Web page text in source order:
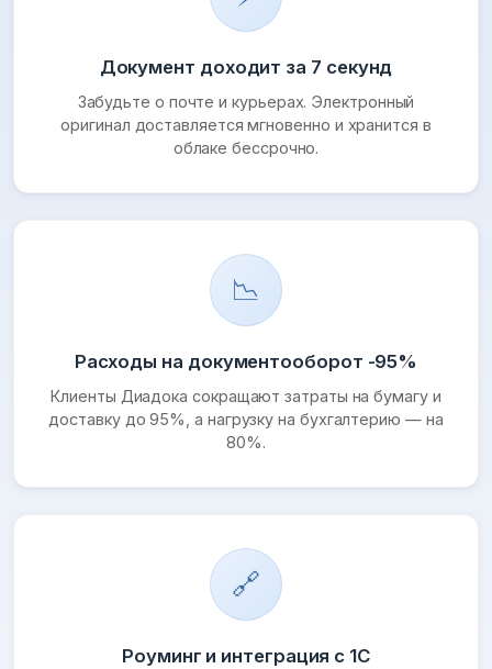
Документ доходит за 7 секунд
Забудьте о почте и курьерах. Электронный
оригинал доставляется мгновенно и хранится в
облаке бессрочно.
📉
Расходы на документооборот -95%
Клиенты Диадока сокращают затраты на бумагу и
доставку до 95%, а нагрузку на бухгалтерию — на
80%.
🔗
Роуминг и интеграция с 1С